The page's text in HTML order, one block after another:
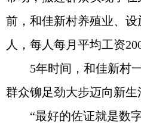
前，和佳新村养殖业、设
人，每人每月平均工资
5年时间，和佳新村
群众铆足劲大步迈向新生
“最好的佐证就是数